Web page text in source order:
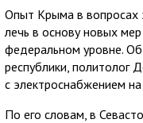
Опыт Крыма в вопросах
лечь в основу новых
федеральном уровне.
республики, политолог
с электроснабжением
По его словам, в